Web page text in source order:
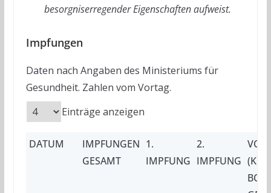
besorgniserregender Eigenschaften aufweist.
Impfungen
Daten nach Angaben des Ministeriums für
Gesundheit. Zahlen vom Vortag.
Einträge anzeigen
DATUM
IMPFUNGEN
GESAMT
1.
IMPFUNG
2.
IMPFUNG